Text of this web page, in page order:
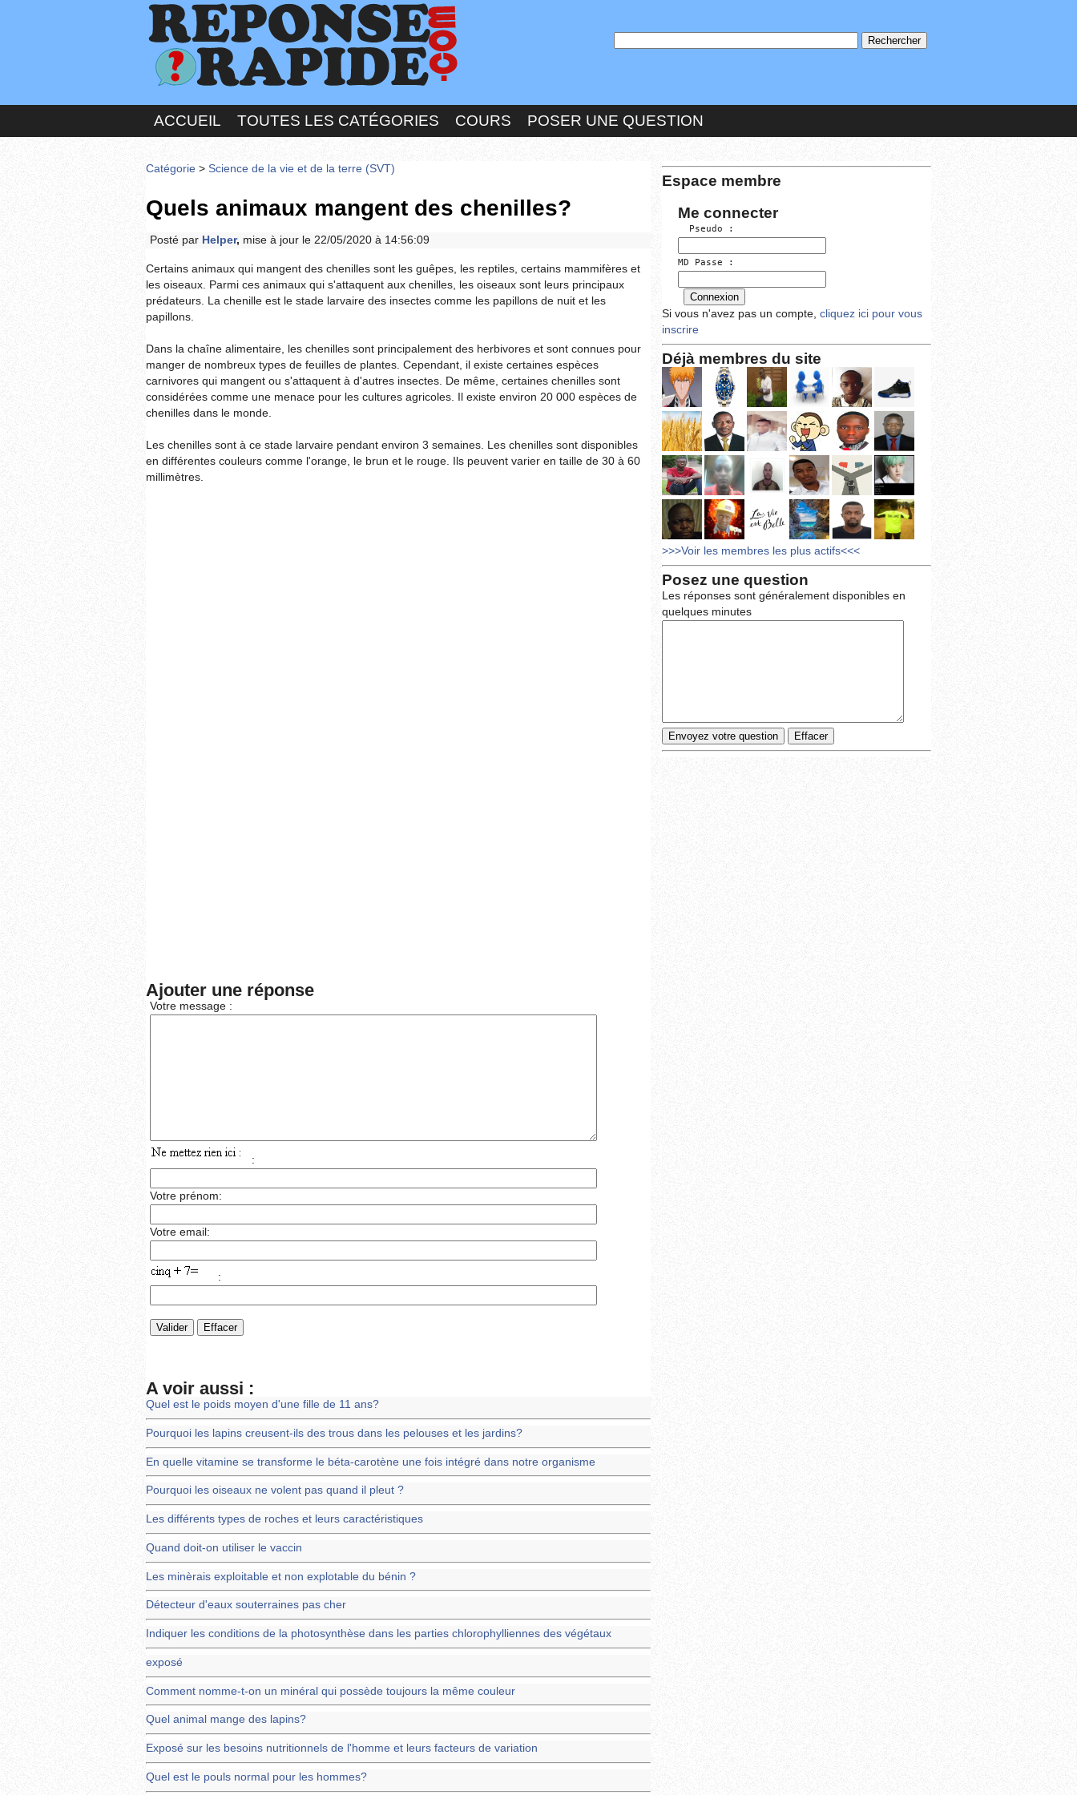
ACCUEIL TOUTES LES CATÉGORIES COURS POSER UNE QUESTION
Catégorie > Science de la vie et de la terre (SVT)
Quels animaux mangent des chenilles?
Posté par Helper, mise à jour le 22/05/2020 à 14:56:09
Certains animaux qui mangent des chenilles sont les guêpes, les reptiles, certains mammifères et
les oiseaux. Parmi ces animaux qui s'attaquent aux chenilles, les oiseaux sont leurs principaux
prédateurs. La chenille est le stade larvaire des insectes comme les papillons de nuit et les
papillons.
Dans la chaîne alimentaire, les chenilles sont principalement des herbivores et sont connues pour
manger de nombreux types de feuilles de plantes. Cependant, il existe certaines espèces
carnivores qui mangent ou s'attaquent à d'autres insectes. De même, certaines chenilles sont
considérées comme une menace pour les cultures agricoles. Il existe environ 20 000 espèces de
chenilles dans le monde.
Les chenilles sont à ce stade larvaire pendant environ 3 semaines. Les chenilles sont disponibles
en différentes couleurs comme l'orange, le brun et le rouge. Ils peuvent varier en taille de 30 à 60
millimètres.
Ajouter une réponse
Votre message :
:
Votre prénom:
Votre email:
:
A voir aussi :
Quel est le poids moyen d'une fille de 11 ans?
Pourquoi les lapins creusent-ils des trous dans les pelouses et les jardins?
En quelle vitamine se transforme le béta-carotène une fois intégré dans notre organisme
Pourquoi les oiseaux ne volent pas quand il pleut ?
Les différents types de roches et leurs caractéristiques
Quand doit-on utiliser le vaccin
Les minèrais exploitable et non explotable du bénin ?
Détecteur d'eaux souterraines pas cher
Indiquer les conditions de la photosynthèse dans les parties chlorophylliennes des végétaux
exposé
Comment nomme-t-on un minéral qui possède toujours la même couleur
Quel animal mange des lapins?
Exposé sur les besoins nutritionnels de l'homme et leurs facteurs de variation
Quel est le pouls normal pour les hommes?
Espace membre
Me connecter
  Pseudo :
MD Passe :
Si vous n'avez pas un compte, cliquez ici pour vous
inscrire
Déjà membres du site
>>>Voir les membres les plus actifs<<<
Posez une question
Les réponses sont généralement disponibles en
quelques minutes